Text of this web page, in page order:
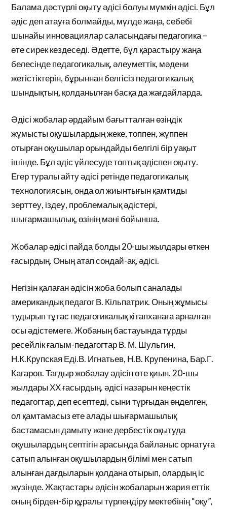
Балама дәстүрлі оқыту әдісі болуы мүмкін әдісі. Бұл
әдіс деп атауға болмайды, мүлде жаңа, себебі
шынайы инновациялар саласындағы педагогика –
өте сирек кездеседі. Әдетте, бұл қарастыру жаңа
белесінде педагогикалық, әлеуметтік, мәдени
жетістіктерін, бұрыннан белгісіз педагогикалық
шындықтың, қолданылған басқа да жағдайларда.
Әдісі жобалар әрдайым бағытталған өзіндік
жұмысты оқушылардың жеке, топпен, жұппен
отырған оқушылар орындайды белгілі бір уақыт
ішінде. Бұл әдіс үйлесуде топтық әдіспен оқыту.
Егер туралы айту әдісі ретінде педагогикалық
технологиясын, онда ол жиынтығын қамтиды
зерттеу, іздеу, проблемалық әдістері,
шығармашылық, өзінің мәні бойынша.
Жобалар әдісі пайда болды 20-шы жылдары өткен
ғасырдың. Оның атап сондай-ақ, әдісі.
Негізін қалаған әдісін жоба болып саналады
американдық педагог В. Кільпатрик. Оның жұмысы
тудырып тұтас педагогикалық кітапханаға арналған
осы әдістемеге. Жобаның бастауында тұрды
ресейлік ғалым-педагогтар В. М. Шульгин,
Н.К.Крупская Еді.В. Игнатьев, Н.В. Крупенина, Бар.Г.
Кагаров. Тағдыр жобалау әдісін өте қиын. 20-шы
жылдары ХХ ғасырдың. әдісі назарын кеңестік
педагогтар, деп есептеді, сыни тұрғыдан өңделген,
ол қамтамасыз ете алады шығармашылық
бастамасын дамыту және дербестік оқытуда
оқушылардың септігін арасында байланыс орнатуға
сатып алынған оқушылардың білімі мен сатып
алынған дағдыларын қолдана отырып, олардың іс
жүзінде. Жақтастары әдісін жобаларын жария еттік
оның бірден-бір құралы түрлендіру мектебінің “оқу”,